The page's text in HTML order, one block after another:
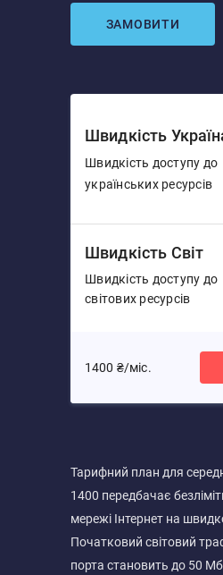
ЗАМОВИТИ
Швидкість
Швидкість доступу до
українських ресурсів
Швидкість Світ
Швидкість доступу до
світових ресурсів
1400 ₴/міс.
Тарифний план для
1400 передбачає
мережі Інтернет на
Початковий світовий
порта становить до 50